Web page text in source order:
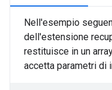
Nell'esempio
dell'estensione
restituisce in un
accetta parametri di